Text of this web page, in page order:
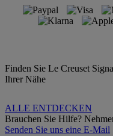
Finden Sie Le Creuset
Ihrer Nähe
ALLE ENTDECKEN
Brauchen Sie Hilfe?
Senden Sie uns eine E-Mail